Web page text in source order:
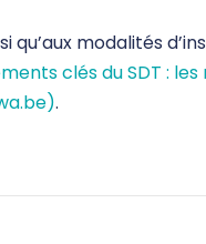
qu’aux modalités
clés du SDT :
.